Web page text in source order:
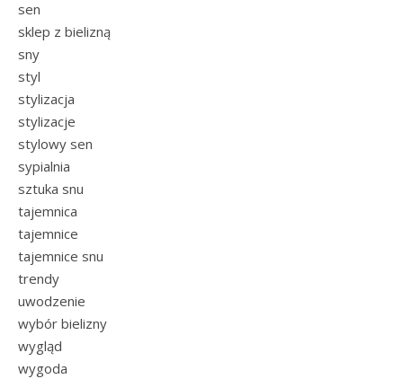
sen
sklep z bielizną
sny
styl
stylizacja
stylizacje
stylowy sen
sypialnia
sztuka snu
tajemnica
tajemnice
tajemnice snu
trendy
uwodzenie
wybór bielizny
wygląd
wygoda